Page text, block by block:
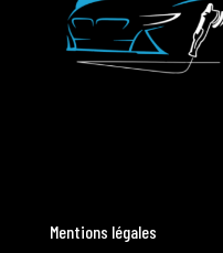
Mentions légales